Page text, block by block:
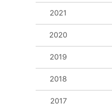
2021
2020
2019
2018
2017